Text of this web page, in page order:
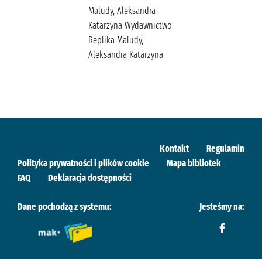
Maludy, Aleksandra
Katarzyna Wydawnictwo
Replika Maludy,
Aleksandra Katarzyna
Kontakt
Regulamin
Polityka prywatności i plików cookie
Mapa bibliotek
FAQ
Deklaracja dostępności
Dane pochodzą z systemu: Jesteśmy na: